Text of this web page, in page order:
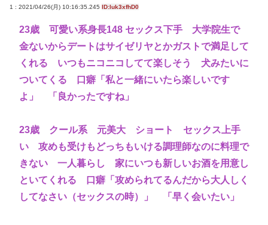
1 : 2021/04/26(月) 10:16:35.245 ID:luk3xfhD0
23歳 可愛い系身長148 セックス下手 大学院生で
金ないからデートはサイゼリヤとかガストで満足して
くれる いつもニコニコしてて楽しそう 犬みたいに
ついてくる 口癖「私と一緒にいたら楽しいです
よ」 「良かったですね」
23歳 クール系 元美大 ショート セックス上手
い 攻めも受けもどっちもいける調理師なのに料理で
きない 一人暮らし 家にいつも新しいお酒を用意し
といてくれる 口癖「攻められてるんだから大人しく
してなさい（セックスの時）」 「早く会いたい」